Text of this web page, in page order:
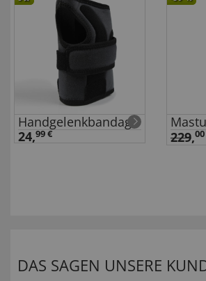
Handgelenkbandage
24,99 €
229,
DAS SAGEN UNSERE